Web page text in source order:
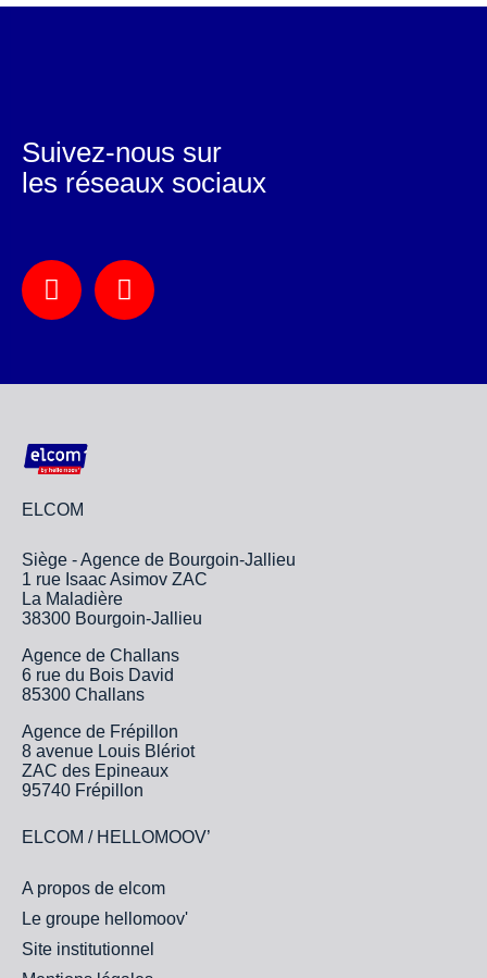
ELCOM
Siège - Agence de Bourgoin-Jallieu
1 rue Isaac Asimov ZAC
La Maladière
38300 Bourgoin-Jallieu
Agence de Challans
6 rue du Bois David
85300 Challans
Agence de Frépillon
8 avenue Louis Blériot
ZAC des Epineaux
95740 Frépillon
ELCOM / HELLOMOOV’
A propos de elcom
Le groupe hellomoov'
Site institutionnel
Suivez-nous sur
les réseaux sociaux